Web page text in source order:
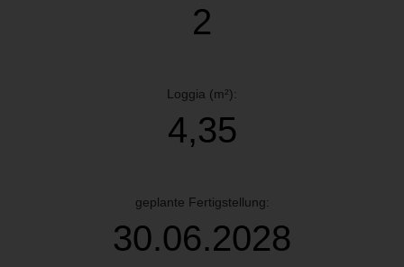
2
Loggia (m²):
4,35
geplante Fertigstellung:
30.06.2028